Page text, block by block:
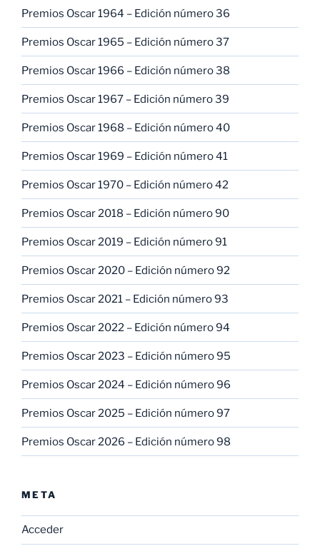
Premios Oscar 1964 – Edición número 36
Premios Oscar 1965 – Edición número 37
Premios Oscar 1966 – Edición número 38
Premios Oscar 1967 – Edición número 39
Premios Oscar 1968 – Edición número 40
Premios Oscar 1969 – Edición número 41
Premios Oscar 1970 – Edición número 42
Premios Oscar 2018 – Edición número 90
Premios Oscar 2019 – Edición número 91
Premios Oscar 2020 – Edición número 92
Premios Oscar 2021 – Edición número 93
Premios Oscar 2022 – Edición número 94
Premios Oscar 2023 – Edición número 95
Premios Oscar 2024 – Edición número 96
Premios Oscar 2025 – Edición número 97
Premios Oscar 2026 – Edición número 98
META
Acceder